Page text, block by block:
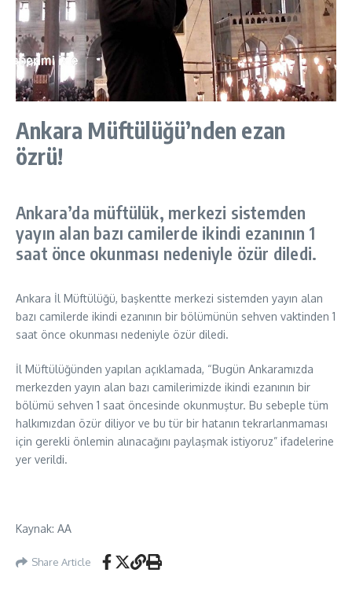
Ankara Müftülüğü’nden ezan
özrü!
Ankara’da müftülük, merkezi sistemden
yayın alan bazı camilerde ikindi ezanının 1
saat önce okunması nedeniyle özür diledi.
Ankara İl Müftülüğü, başkentte merkezi sistemden yayın alan
bazı camilerde ikindi ezanının bir bölümünün sehven vaktinden 1
saat önce okunması nedeniyle özür diledi.
İl Müftülüğünden yapılan açıklamada, “Bugün Ankaramızda
merkezden yayın alan bazı camilerimizde ikindi ezanının bir
bölümü sehven 1 saat öncesinde okunmuştur. Bu sebeple tüm
halkımızdan özür diliyor ve bu tür bir hatanın tekrarlanmaması
için gerekli önlemin alınacağını paylaşmak istiyoruz” ifadelerine
yer verildi.
Kaynak: AA
Share Article